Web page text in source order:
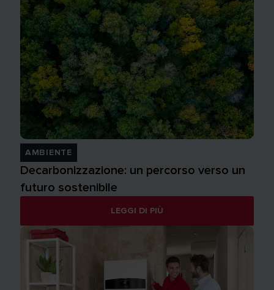
AMBIENTE
Decarbonizzazione: un percorso verso un
futuro sostenibile
LEGGI DI PIÙ